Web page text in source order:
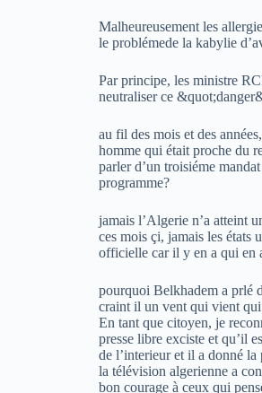
Malheureusement les
le problémede la kabylie
Par principe, les ministre
neutraliser ce
au fil des mois et des
homme qui était proche du
parler d’un troisiéme
programme?
jamais l’Algerie n’a atteint
ces mois çi, jamais les états
officielle car il y en a qui en
pourquoi Belkhadem a prlé
craint il un vent qui vient
En tant que citoyen, je
presse libre exciste et qu’il
de l’interieur et il a donné
la télévision algerienne a
bon courage à ceux qui